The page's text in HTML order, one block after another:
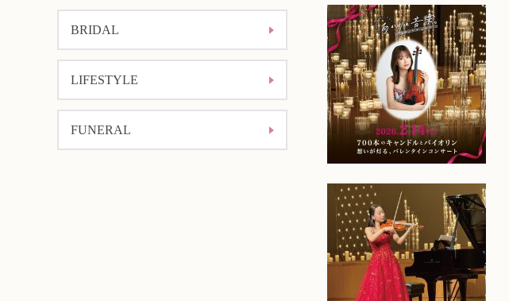
BRIDAL
LIFESTYLE
FUNERAL